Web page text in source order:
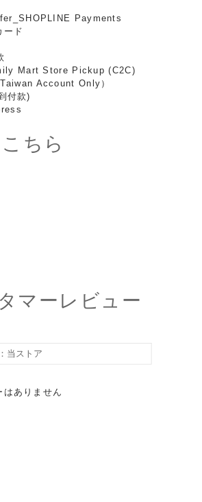
Payments
ード
Mart Store Pickup (C2C)
Account Only）
付款)
ちら
マーレビュー
はありません